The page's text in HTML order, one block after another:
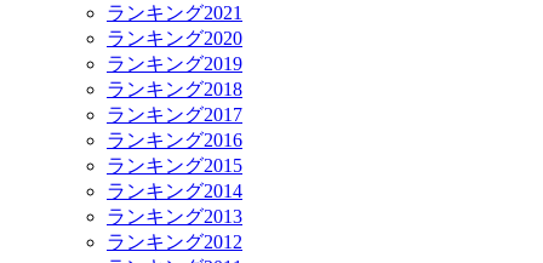
ランキング2021
ランキング2020
ランキング2019
ランキング2018
ランキング2017
ランキング2016
ランキング2015
ランキング2014
ランキング2013
ランキング2012